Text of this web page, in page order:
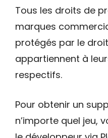
Tous les droits de
marques
protégés par le
appartiennent à
respectifs.
Pour obtenir un
n’importe quel jeu,